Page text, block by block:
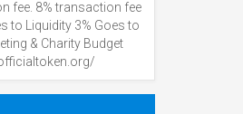
fee. 8% transaction fee
to Liquidity 3% Goes to
& Charity Budget